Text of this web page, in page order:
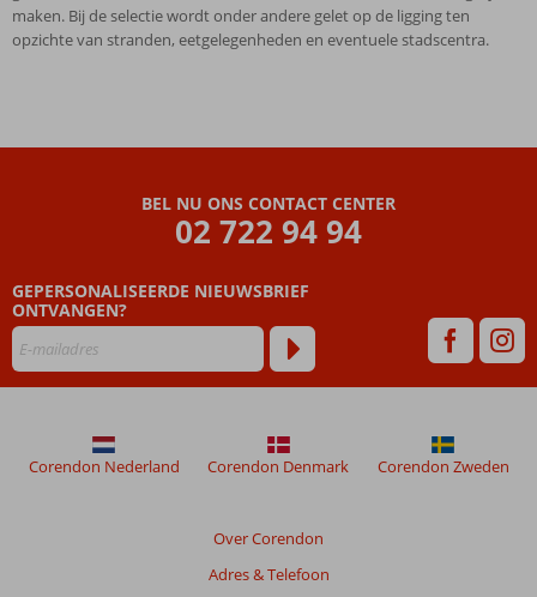
maken. Bij de selectie wordt onder andere gelet op de ligging ten
opzichte van stranden, eetgelegenheden en eventuele stadscentra.
BEL NU ONS CONTACT CENTER
02 722 94 94
GEPERSONALISEERDE NIEUWSBRIEF
ONTVANGEN?
Over Corendon
Adres & Telefoon
Corendon Nederland Corendon Denmark Corendon Zweden